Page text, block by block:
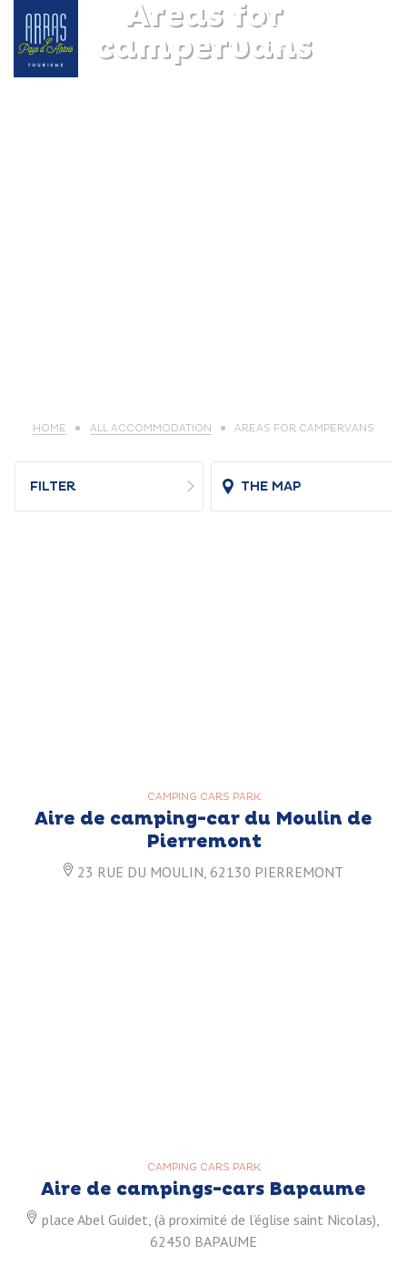
Areas for
campervans
HOME ALL ACCOMMODATION AREAS FOR CAMPERVANS
FILTER THE MAP
CAMPING CARS PARK
Aire de camping-car du Moulin de
Pierremont
23 RUE DU MOULIN, 62130 PIERREMONT
CAMPING CARS PARK
Aire de campings-cars Bapaume
place Abel Guidet, (à proximité de l’église saint Nicolas),
62450 BAPAUME